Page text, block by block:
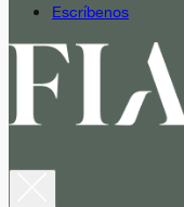
Escríbenos